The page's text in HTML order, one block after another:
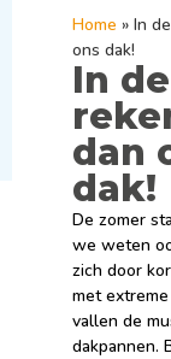
Home » In
ons dak!
In
dan
dak!
De zomer
we weten
zich door
met
vallen de
dakpannen.